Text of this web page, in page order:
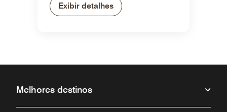
Exibir detalhes
Melhores destinos